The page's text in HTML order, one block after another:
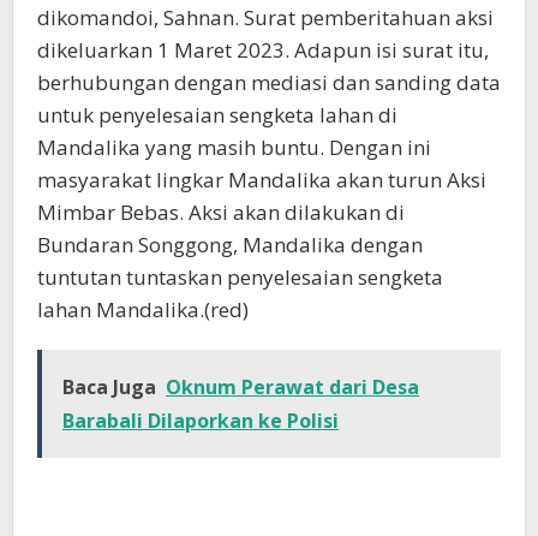
dikomandoi, Sahnan. Surat pemberitahuan aksi
dikeluarkan 1 Maret 2023. Adapun isi surat itu,
berhubungan dengan mediasi dan sanding data
untuk penyelesaian sengketa lahan di
Mandalika yang masih buntu. Dengan ini
masyarakat lingkar Mandalika akan turun Aksi
Mimbar Bebas. Aksi akan dilakukan di
Bundaran Songgong, Mandalika dengan
tuntutan tuntaskan penyelesaian sengketa
lahan Mandalika.(red)
Baca Juga Oknum Perawat dari Desa
Barabali Dilaporkan ke Polisi